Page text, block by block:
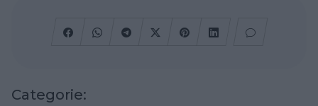
Categorie: